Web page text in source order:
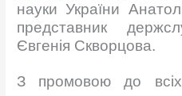
науки України
представник
Євгенія Скворцова.
З промовою до всіх